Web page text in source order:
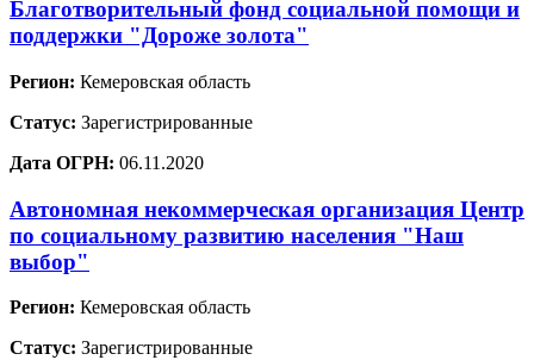
Благотворительный фонд социальной помощи и
поддержки "Дороже золота"
Регион: Кемеровская область
Статус: Зарегистрированные
Дата ОГРН: 06.11.2020
Автономная некоммерческая организация Центр
по социальному развитию населения "Наш
выбор"
Регион: Кемеровская область
Статус: Зарегистрированные